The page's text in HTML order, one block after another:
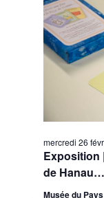
Exposition
de Hanau…
mercredi 26
Musée du